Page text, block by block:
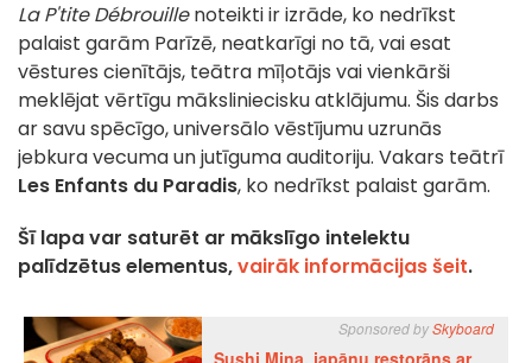
La P'tite Débrouillenoteikti ir izrāde, ko nedrīkst
palaist garām Parīzē, neatkarīgi no tā, vai esat
vēstures cienītājs, teātra mīļotājs vai vienkārši
meklējat vērtīgu māksliniecisku atklājumu. Šis darbs
ar savu spēcīgo, universālo vēstījumu uzrunās
jebkura vecuma un jutīguma auditoriju. Vakars teātrī
Les Enfants du Paradis, ko nedrīkst palaist garām.
Šī lapa var saturēt ar mākslīgo intelektu
palīdzētus elementus,vairāk informācijas šeit.